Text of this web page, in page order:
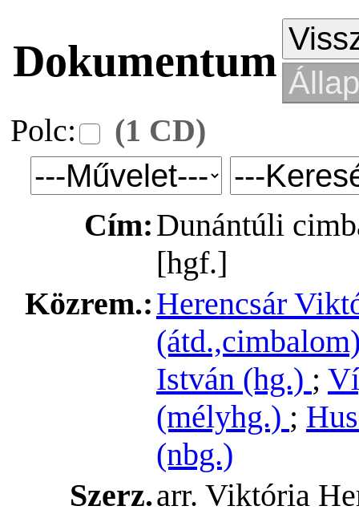
Dokumentum
Polc: (1 CD)
Cím:Dunántúli
[hgf.]
Közrem.:Herencsár
István (hg.) ;
(mélyhg.) ;
(nbg.)
Szerz.arr. Viktória